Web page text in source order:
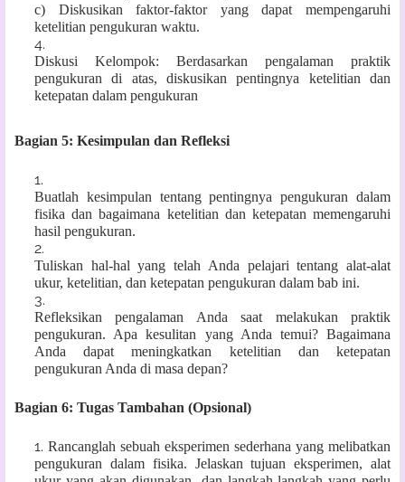
c) Diskusikan faktor-faktor yang dapat mempengaruhi
ketelitian pengukuran waktu.
Diskusi Kelompok: Berdasarkan pengalaman praktik
pengukuran di atas, diskusikan pentingnya ketelitian dan
ketepatan dalam pengukuran
Bagian 5: Kesimpulan dan Refleksi
Buatlah kesimpulan tentang pentingnya pengukuran dalam
fisika dan bagaimana ketelitian dan ketepatan memengaruhi
hasil pengukuran.
Tuliskan hal-hal yang telah Anda pelajari tentang alat-alat
ukur, ketelitian, dan ketepatan pengukuran dalam bab ini.
Refleksikan pengalaman Anda saat melakukan praktik
pengukuran. Apa kesulitan yang Anda temui? Bagaimana
Anda dapat meningkatkan ketelitian dan ketepatan
pengukuran Anda di masa depan?
Bagian 6: Tugas Tambahan (Opsional)
Rancanglah sebuah eksperimen sederhana yang melibatkan
pengukuran dalam fisika. Jelaskan tujuan eksperimen, alat